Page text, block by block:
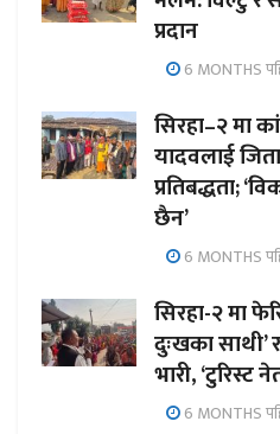
प्रदान
6 MONTHS
सिरहा–२ मा
यादवलाई
प्रतिबद्धता;
छैन’
6 MONTHS
सिरहा-२ मा
दुःखका साथी’
भारी, ‘टुरिस्ट
6 MONTHS